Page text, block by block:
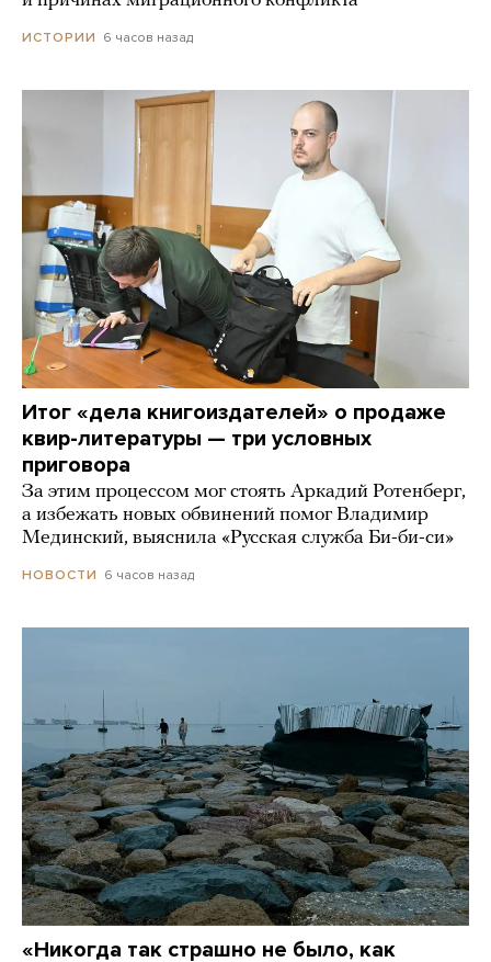
ИСТОРИИ 6 часов назад
Итог «дела книгоиздателей» о продаже
квир-литературы — три условных
приговора
За этим процессом мог стоять Аркадий Ротенберг,
а избежать новых обвинений помог Владимир
Мединский, выяснила «Русская служба Би-би-си»
НОВОСТИ 6 часов назад
«Никогда так страшно не было, как